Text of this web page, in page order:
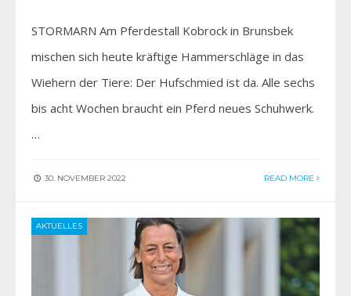
STORMARN Am Pferdestall Kobrock in Brunsbek
mischen sich heute kräftige Hammerschläge in das
Wiehern der Tiere: Der Hufschmied ist da. Alle sechs
bis acht Wochen braucht ein Pferd neues Schuhwerk.
…
30. NOVEMBER 2022 READ MORE
AKTUELLES